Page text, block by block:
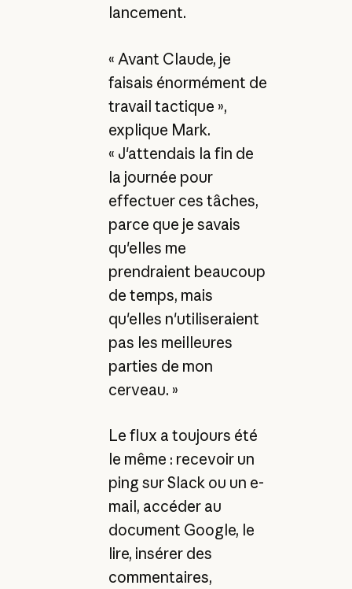
lancement.
« Avant Claude, je
faisais énormément de
travail tactique »,
explique Mark.
« J'attendais la fin de
la journée pour
effectuer ces tâches,
parce que je savais
qu'elles me
prendraient beaucoup
de temps, mais
qu'elles n'utiliseraient
pas les meilleures
parties de mon
cerveau. »
Le flux a toujours été
le même : recevoir un
ping sur Slack ou un e-
mail, accéder au
document Google, le
lire, insérer des
commentaires,